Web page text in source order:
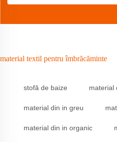
material textil pentru îmbrăcăminte
stofă de baize material
material din in greu
material din in organic